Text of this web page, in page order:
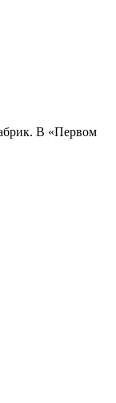
В «Первом